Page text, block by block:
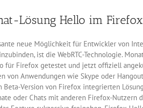
Lösung Hello im Firefox
neue Möglichkeit für Entwickler von
ist die WebRTC-Technologie.
für Firefox getestet und jetzt offiziell
von Anwendungen wie Skype oder
Beta-Version von Firefox integrierten
oder Chats mit anderen Firefox-Nutzern